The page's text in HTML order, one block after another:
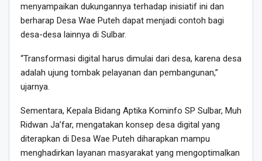
menyampaikan dukungannya terhadap inisiatif ini dan
berharap Desa Wae Puteh dapat menjadi contoh bagi
desa-desa lainnya di Sulbar.
“Transformasi digital harus dimulai dari desa, karena desa
adalah ujung tombak pelayanan dan pembangunan,”
ujarnya.
Sementara, Kepala Bidang Aptika Kominfo SP Sulbar, Muh
Ridwan Ja’far, mengatakan konsep desa digital yang
diterapkan di Desa Wae Puteh diharapkan mampu
menghadirkan layanan masyarakat yang mengoptimalkan